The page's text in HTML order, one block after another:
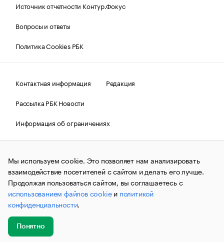
Источник отчетности Контур.Фокус
Вопросы и ответы
Политика Cookies РБК
Контактная информация
Редакция
Рассылка РБК Новости
Информация об ограничениях
Правовая информация
О соблюдении авторских прав
© АО «РОСБИЗНЕСКОНСАЛТИНГ»,1995–2026.Сообщения
и материалы информационного агентства «РБК»
(зарегистрировано Федеральной службой по надзору в сфере
связи, информационных технологий и массовых
коммуникаций (Роскомнадзор) 09.12.2015 за номером ИА
№ФС77-63848) сопровождаются пометкой «РБК». Отдельные
публикации могут содержать информацию,
не предназначенную для пользователей
до 18 лет.
Мы используем cookie. Это позволяет нам анализировать
взаимодействие посетителей с сайтом и делать его лучше.
Продолжая пользоваться сайтом, вы соглашаетесь с
использованием файлов cookieи политикой
конфиденциальности.
Понятно